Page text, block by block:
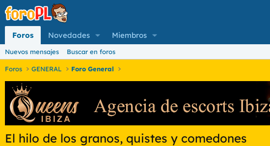
Foros Novedades Miembros
Nuevos mensajes Buscar en foros
Foros GENERAL Foro General
El hilo de los granos, quistes y comedones